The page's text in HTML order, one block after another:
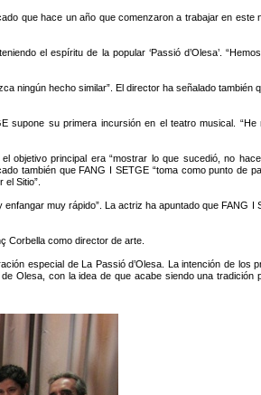
que hace un año que comenzaron a trabajar en este
el espíritu de la popular ‘Passió d’Olesa’.
ningún hecho similar”. El director ha señalado también
supone su primera incursión en el teatro musical. “He
objetivo principal era “mostrar lo que sucedió, no
también que FANG I SETGE “toma como punto de
Sitio”.
muy rápido”. La actriz ha apuntado que FANG I
Corbella como director de arte.
especial de La Passió d’Olesa. La intención de los
Olesa, con la idea de que acabe siendo una tradición